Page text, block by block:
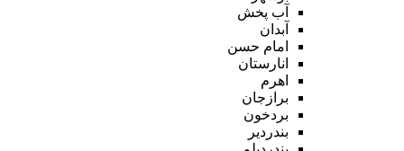
آب پخش
آبدان
امام حسن
انارستان
اهرم
برازجان
بردخون
بندردیر